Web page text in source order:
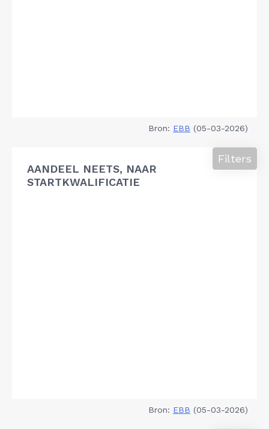
Bron: EBB (05-03-2026)
AANDEEL NEETS, NAAR
STARTKWALIFICATIE
Filters
Bron: EBB (05-03-2026)